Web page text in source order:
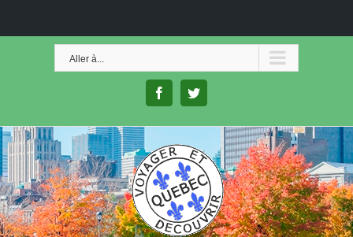
Aller à...
facebooktwitter